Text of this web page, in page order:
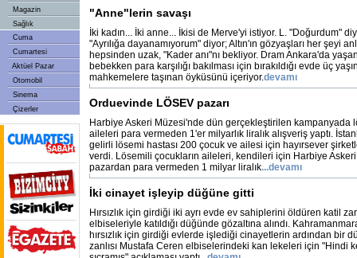
Magazin
Sağlık
Cuma
Cumartesi
Aktüel Pazar
Otomobil
Sinema
Çizerler
"Anne"lerin savaşı
İki kadın... İki anne... İkisi de Merve'yi istiyor. L. "Doğurdum"
"Ayrılığa dayanamıyorum" diyor; Altın'ın gözyaşları her şeyi
hepsinden uzak, "Kader anı"nı bekliyor. Dram Ankara'da
bebekken para karşılığı bakılması için bırakıldığı evde üç
mahkemelere taşınan öyküsünü içeriyor.devamı
Orduevinde LÖSEV pazarı
Harbiye Askeri Müzesi'nde dün gerçekleştirilen kampanyada
aileleri para vermeden 1'er milyarlık liralık alışveriş yaptı.
gelirli lösemi hastası 200 çocuk ve ailesi için hayırsever
verdi. Lösemili çocukların aileleri, kendileri için Harbiye
pazardan para vermeden 1 milyar liralık...devamı
İki cinayet işleyip düğüne gitti
Hırsızlık için girdiği iki ayrı evde ev sahiplerini öldüren katil
elbiseleriyle katıldığı düğünde gözaltına alındı.
hırsızlık için girdiği evlerde işlediği cinayetlerin ardından bir
zanlısı Mustafa Ceren elbiselerindeki kan lekeleri için "Hindi